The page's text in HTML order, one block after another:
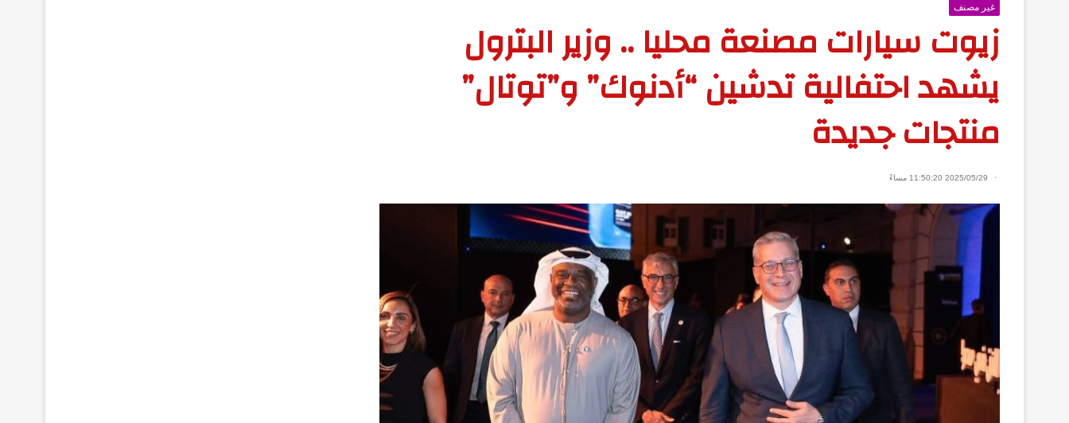
غير مصنف
زيوت سيارات مصنعة محليا .. وزير البترول
يشهد احتفالية تدشين “أدنوك” و”توتال”
منتجات جديدة
2025/05/29 11:50:20 مساءً